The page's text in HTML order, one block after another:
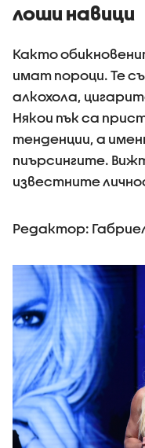
лоши навици
Както
имат пороци. Те
алкохола,
Някои пък са
тенденции, а
пиърсингите.
известните
Редактор: